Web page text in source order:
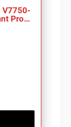
V7750-
Profil